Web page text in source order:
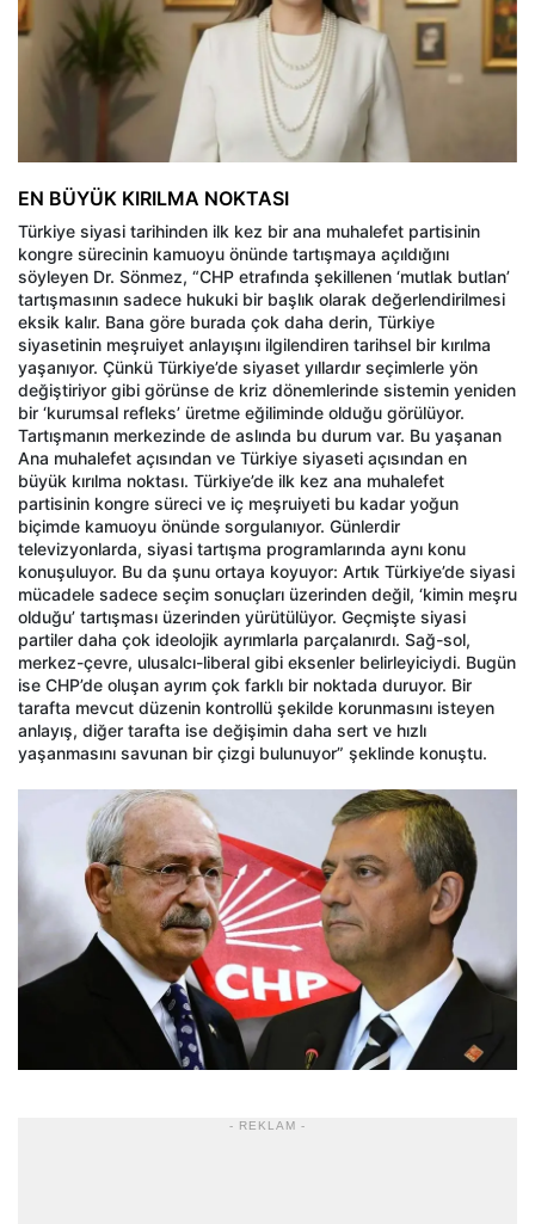
EN BÜYÜK KIRILMA NOKTASI
Türkiye siyasi tarihinden ilk kez bir ana muhalefet partisinin
kongre sürecinin kamuoyu önünde tartışmaya açıldığını
söyleyen Dr. Sönmez, “CHP etrafında şekillenen ‘mutlak butlan’
tartışmasının sadece hukuki bir başlık olarak değerlendirilmesi
eksik kalır. Bana göre burada çok daha derin, Türkiye
siyasetinin meşruiyet anlayışını ilgilendiren tarihsel bir kırılma
yaşanıyor. Çünkü Türkiye’de siyaset yıllardır seçimlerle yön
değiştiriyor gibi görünse de kriz dönemlerinde sistemin yeniden
bir ‘kurumsal refleks’ üretme eğiliminde olduğu görülüyor.
Tartışmanın merkezinde de aslında bu durum var. Bu yaşanan
Ana muhalefet açısından ve Türkiye siyaseti açısından en
büyük kırılma noktası. Türkiye’de ilk kez ana muhalefet
partisinin kongre süreci ve iç meşruiyeti bu kadar yoğun
biçimde kamuoyu önünde sorgulanıyor. Günlerdir
televizyonlarda, siyasi tartışma programlarında aynı konu
konuşuluyor. Bu da şunu ortaya koyuyor: Artık Türkiye’de siyasi
mücadele sadece seçim sonuçları üzerinden değil, ‘kimin meşru
olduğu’ tartışması üzerinden yürütülüyor. Geçmişte siyasi
partiler daha çok ideolojik ayrımlarla parçalanırdı. Sağ-sol,
merkez-çevre, ulusalcı-liberal gibi eksenler belirleyiciydi. Bugün
ise CHP’de oluşan ayrım çok farklı bir noktada duruyor. Bir
tarafta mevcut düzenin kontrollü şekilde korunmasını isteyen
anlayış, diğer tarafta ise değişimin daha sert ve hızlı
yaşanmasını savunan bir çizgi bulunuyor” şeklinde konuştu.
- REKLAM -